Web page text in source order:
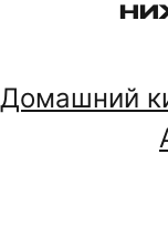
Домашний